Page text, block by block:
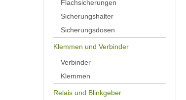
Flachsicherungen
Sicherungshalter
Sicherungsdosen
Klemmen und Verbinder
Verbinder
Klemmen
Relais und Blinkgeber